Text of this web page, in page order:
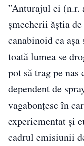
”Anturajul ei (n.r.
șmecherii ăștia
canabinoid ca așa
toată lumea se
pot să trag pe
dependent de
vagabonțesc în
experiementat și
cadrul emisiunii